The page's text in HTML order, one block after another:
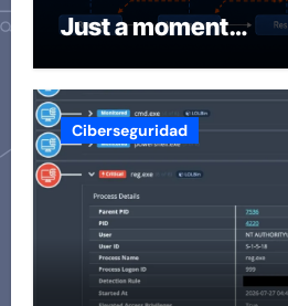
Just a moment…
Ciberseguridad